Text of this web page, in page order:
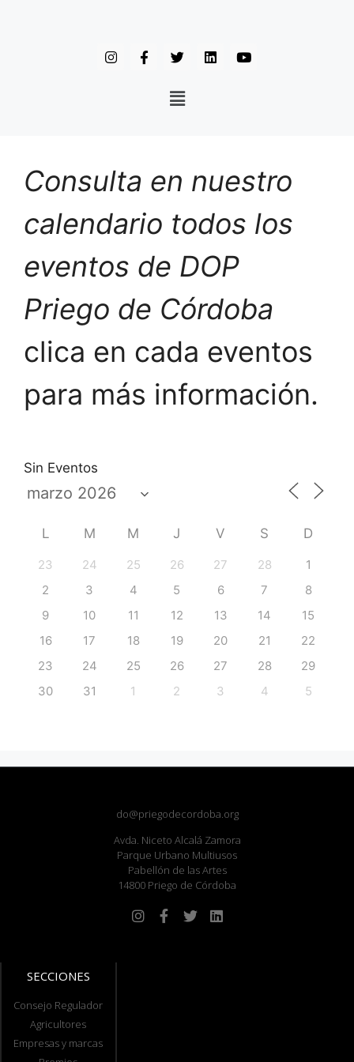
Consulta en nuestro
calendario todos los
eventos de DOP
Priego de Córdoba
clica en cada eventos
para más información.
Sin Eventos
L M M J V S D
23 24 25 26 27 28
1
2
3 4 5 6 7
8
9
10 11 12 13 14
15
16
17 18 19 20 21
22
23
24 25 26 27 28
29
30
31 1 2 3 4 5
do@priegodecordoba.org
Avda. Niceto Alcalá Zamora
Parque Urbano Multiusos
Pabellón de las Artes
14800 Priego de Córdoba
SECCIONES
Consejo Regulador
Agricultores
Empresas y marcas